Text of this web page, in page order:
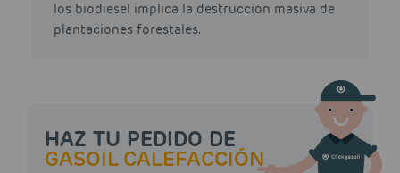
los biodiesel implica la destrucción masiva de
plantaciones forestales.
HAZ TU PEDIDO DE
GASOIL CALEFACCIÓN